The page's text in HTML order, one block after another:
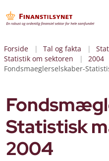
Forside Tal og fakta
Statistik om sektoren
2004
Fondsmaeglerselskaber-
Statistisk
2004